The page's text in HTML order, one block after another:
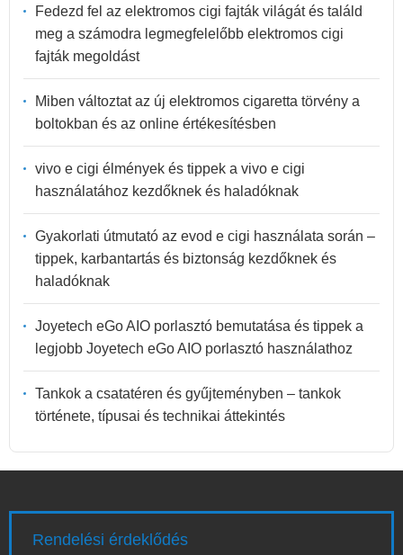
Fedezd fel az elektromos cigi fajták világát és találd
meg a számodra legmegfelelőbb elektromos cigi
fajták megoldást
Miben változtat az új elektromos cigaretta törvény a
boltokban és az online értékesítésben
vivo e cigi élmények és tippek a vivo e cigi
használatához kezdőknek és haladóknak
Gyakorlati útmutató az evod e cigi használata során –
tippek, karbantartás és biztonság kezdőknek és
haladóknak
Joyetech eGo AIO porlasztó bemutatása és tippek a
legjobb Joyetech eGo AIO porlasztó használathoz
Tankok a csatatéren és gyűjteményben – tankok
története, típusai és technikai áttekintés
Rendelési érdeklődés